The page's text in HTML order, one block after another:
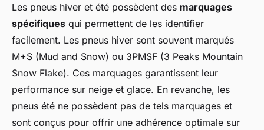
Les pneus hiver et été possèdent des marquages
spécifiques qui permettent de les identifier
facilement. Les pneus hiver sont souvent marqués
M+S (Mud and Snow) ou 3PMSF (3 Peaks Mountain
Snow Flake). Ces marquages garantissent leur
performance sur neige et glace. En revanche, les
pneus été ne possèdent pas de tels marquages et
sont conçus pour offrir une adhérence optimale sur